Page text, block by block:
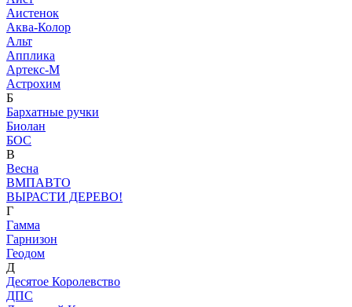
Аистенок
Аква-Колор
Альт
Апплика
Артекс-М
Астрохим
Б
Бархатные ручки
Биолан
БОС
В
Весна
ВМПАВТО
ВЫРАСТИ ДЕРЕВО!
Г
Гамма
Гарнизон
Геодом
Д
Десятое Королевство
ДПС